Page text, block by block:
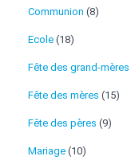
Communion (8)
Ecole (18)
Fête des grand-mères
Fête des mères (15)
Fête des pères (9)
Mariage (10)